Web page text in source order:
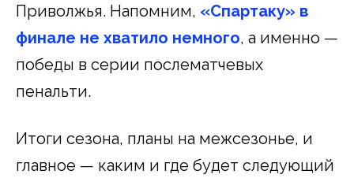
Приволжья. Напомним, «Спартаку» в
финале не хватило немного, а именно —
победы в серии послематчевых
пенальти.
Итоги сезона, планы на межсезонье, и
главное — каким и где будет следующий